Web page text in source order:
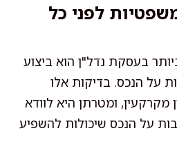
משפטיות לפני כל
בעסקת נדל"ן הוא ביצוע
על הנכס. בדיקות אלו
מקרקעין, ומטרתן היא לוודא
על הנכס שיכולות להשפיע